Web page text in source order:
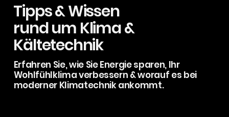
Tipps & Wissen
rund um Klima &
Kältetechnik
Erfahren Sie, wie Sie Energie sparen, Ihr
Wohlfühlklima verbessern & worauf es bei
moderner Klimatechnik ankommt.